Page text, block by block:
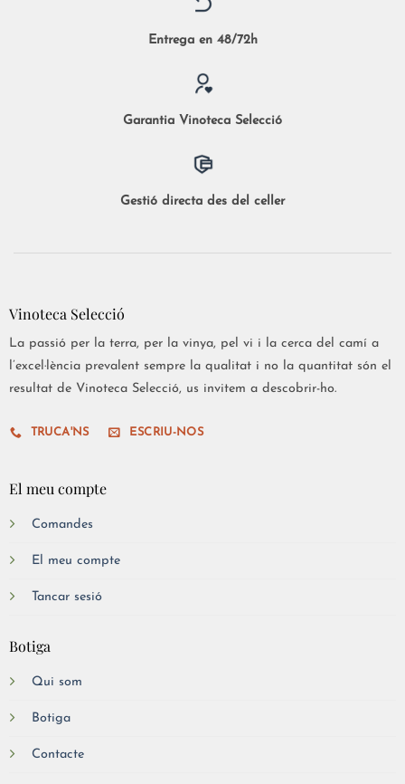
Entrega en 48/72h
Garantia Vinoteca Selecció
Gestió directa des del celler
Vinoteca Selecció
La passió per la terra, per la vinya, pel vi i la cerca del camí a
l’excel·lència prevalent sempre la qualitat i no la quantitat són el
resultat de Vinoteca Selecció, us invitem a descobrir-ho.
TRUCA'NS ESCRIU-NOS
El meu compte
Comandes
El meu compte
Tancar sesió
Botiga
Qui som
Botiga
Contacte